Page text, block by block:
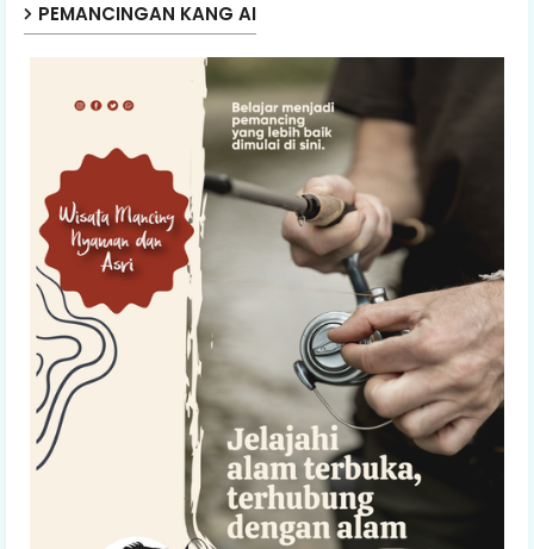
PEMANCINGAN KANG AI